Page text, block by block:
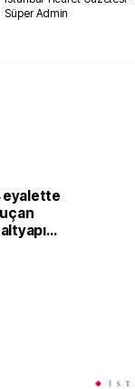
Süper Admin
eyalette